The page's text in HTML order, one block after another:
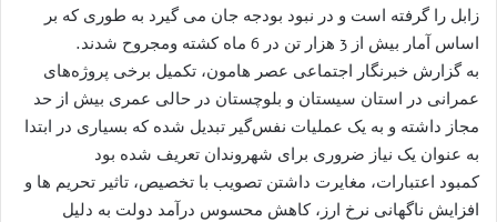
زابل را گرفته است و در نبود بودجه جان می گیرد به طوری که بر
اساس آمار بیش از 3 هزار تن در 6 ماه کشته ومجروح شدند.
به گزارش خبرنگار اجتماعی عصر هامون، تکمیل برخی پروژه‌های
عمرانی در استان سیستان و بلوچستان در حالی عمری بیش از حد
مجاز داشته و به یک عملیات نفس‌گیر تبدیل شده که بسیاری در ابتدا
به عنوان یک نیاز ضروری برای شهروندان تعریف شده بود
کمبود اعتبارات، مغایرت داشتن تصویب با تخصیص، تاثیر تحریم ها و
افزایش ناگهانی نرخ ارز، کاهش محسوس درآمد دولت به دلیل